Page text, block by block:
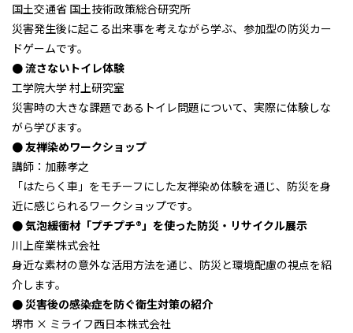
国土交通省 国土技術政策総合研究所
災害発生後に起こる出来事を考えながら学ぶ、参加型の防災カー
ドゲームです。
● 流さないトイレ体験
工学院大学 村上研究室
災害時の大きな課題であるトイレ問題について、実際に体験しな
がら学びます。
● 友禅染めワークショップ
講師：加藤孝之
「はたらく車」をモチーフにした友禅染め体験を通じ、防災を身
近に感じられるワークショップです。
● 気泡緩衝材「プチプチ®」を使った防災・リサイクル展示
川上産業株式会社
身近な素材の意外な活用方法を通じ、防災と環境配慮の視点を紹
介します。
● 災害後の感染症を防ぐ衛生対策の紹介
堺市 × ミライフ西日本株式会社